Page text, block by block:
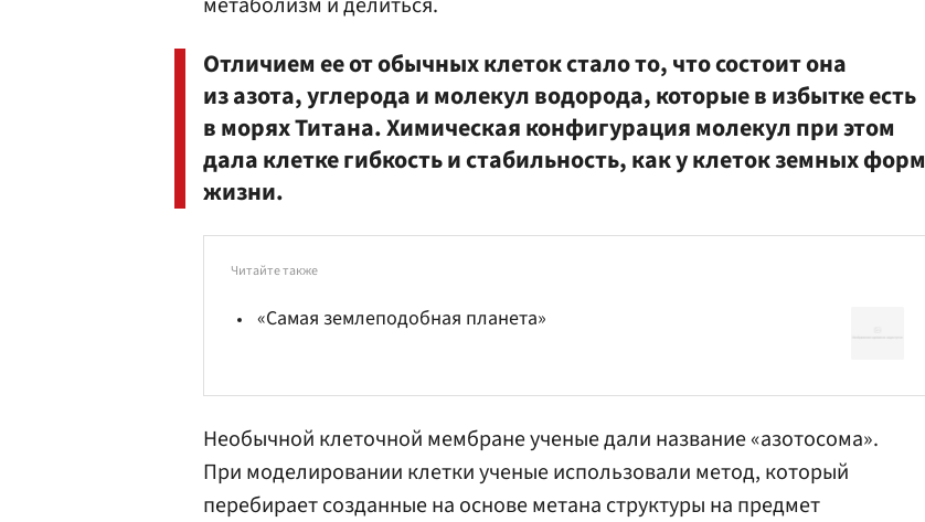
Отличием ее от обычных клеток стало то, что состоит она
из азота, углерода и молекул водорода, которые в избытке есть
в морях Титана. Химическая конфигурация молекул при этом
дала клетке гибкость и стабильность, как у клеток земных форм
жизни.
Читайте также
«Самая землеподобная планета»
Необычной клеточной мембране ученые дали название «азотосома».
При моделировании клетки ученые использовали метод, который
перебирает созданные на основе метана структуры на предмет